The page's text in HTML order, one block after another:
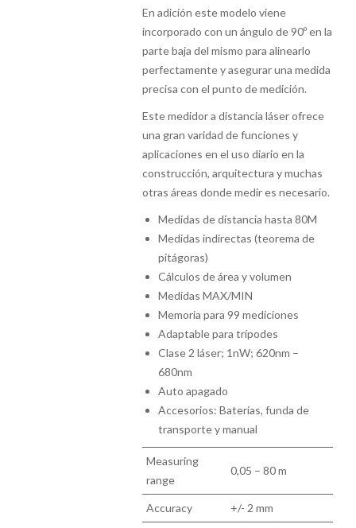
En adición este modelo viene
incorporado con un ángulo de 90º en la
parte baja del mismo para alinearlo
perfectamente y asegurar una medida
precisa con el punto de medición.
Este medidor a distancia láser ofrece
una gran varidad de funciones y
aplicaciones en el uso diario en la
construcción, arquitectura y muchas
otras áreas donde medir es necesario.
Medidas de distancia hasta 80M
Medidas indirectas (teorema de
pitágoras)
Cálculos de área y volumen
Medidas MAX/MIN
Memoria para 99 mediciones
Adaptable para trípodes
Clase 2 láser; 1nW; 620nm –
680nm
Auto apagado
Accesorios: Baterías, funda de
transporte y manual
Measuring
range
0,05 – 80 m
Accuracy +/- 2 mm